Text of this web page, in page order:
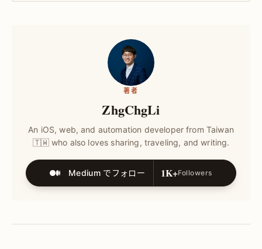
著者
ZhgChgLi
An iOS, web, and automation developer from Taiwan
🇹🇼 who also loves sharing, traveling, and writing.
Medium でフォロー 1K+Followers